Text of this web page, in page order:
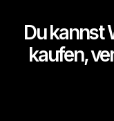
Du kannst
kaufen,